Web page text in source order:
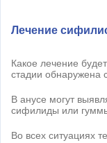
Лечение
Какое лечение
стадии обнаружена
В анусе могут
сифилиды или
Во всех ситуациях